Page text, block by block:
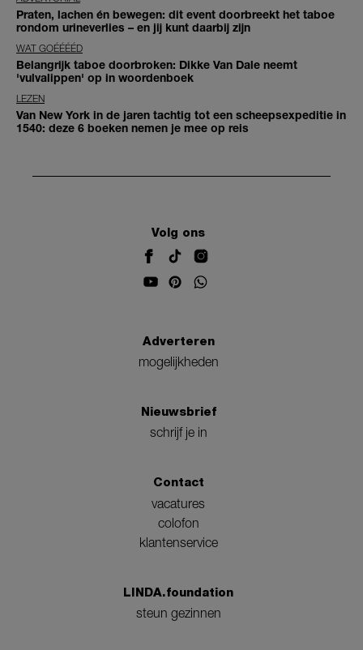
Praten, lachen én bewegen: dit event doorbreekt het taboe
rondom urineverlies – en jij kunt daarbij zijn
WAT GOÉÉÉÉD
Belangrijk taboe doorbroken: Dikke Van Dale neemt
'vulvalippen' op in woordenboek
LEZEN
Van New York in de jaren tachtig tot een scheepsexpeditie in
1540: deze 6 boeken nemen je mee op reis
Volg ons
Adverteren
mogelijkheden
Nieuwsbrief
schrijf je in
Contact
vacatures
colofon
klantenservice
LINDA.foundation
steun gezinnen